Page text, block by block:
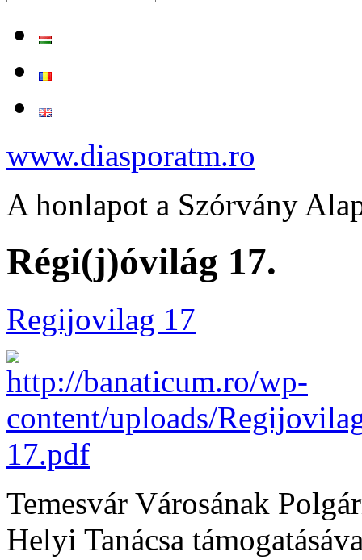
www.diasporatm.ro
A honlapot a Szórvány
Régi(j)óvilág 17.
Regijovilag 17
Temesvár Városának
Helyi Tanácsa